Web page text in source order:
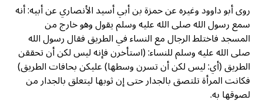
روى أبو داوود وغيره عن حمزة بن أبي أسيد الأنصاري عن أبيه: أنه
سمع رسول الله صلى الله عليه وسلم يقول وهو خارج من
المسجد فاختلط الرجال مع النساء في الطريق فقال رسول الله
صلى الله عليه وسلم للنساء: (استأخرن فإنه ليس لكن أن تحققن
الطريق (أي: ليس لكن أن تسرن وسطها) عليكن بحافات الطريق)
فكانت المرأة تلتصق بالجدار حتى إن ثوبها ليتعلق بالجدار من
لصوقها به.